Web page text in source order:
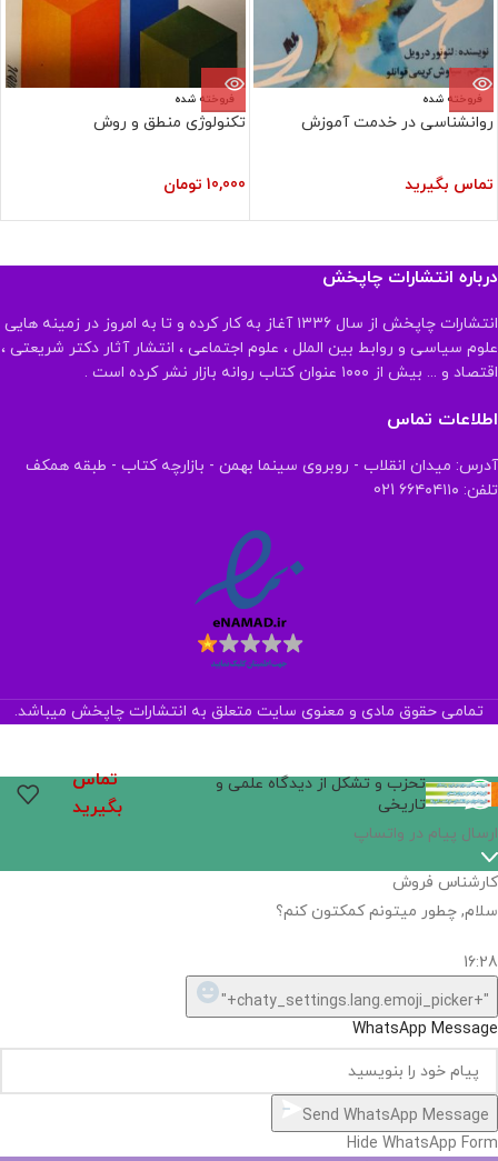
فروخته شده
روانشناسی در خدمت آموزش
تماس بگیرید
فروخته شده
تکنولوژی منطق و روش
10,000 تومان
درباره انتشارات چاپخش
انتشارات چاپخش از سال ۱۳۳۶ آغاز به کار کرده و تا به امروز در زمینه هایی
علوم سیاسی و روابط بین الملل ، علوم اجتماعی ، انتشار آثار دکتر شریعتی ،
اقتصاد و ... بیش از ۱۰۰۰ عنوان کتاب روانه بازار نشر کرده است .
اطلاعات تماس
آدرس: میدان انقلاب - روبروی سینما بهمن - بازارچه کتاب - طبقه همکف
تلفن: ۶۶۴۰۴۱۱۰ 021
تمامی حقوق مادی و معنوی سایت متعلق به انتشارات چاپخش میباشد.
تحزب و تشکل از دیدگاه علمی و
تاریخی
تماس
بگیرید
ارسال پیام در واتساپ
کارشناس فروش
سلام, چطور میتونم کمکتون کنم؟
16:28
"+chaty_settings.lang.emoji_picker+"
WhatsApp Message
Send WhatsApp Message
Hide WhatsApp Form